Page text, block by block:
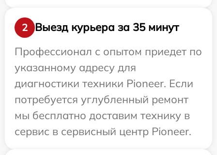
2
Выезд курьера за 35 минут
Профессионал с опытом приедет по
указанному адресу для
диагностики техники Pioneer. Если
потребуется углубленный ремонт
мы бесплатно доставим технику в
сервис в сервисный центр Pioneer.